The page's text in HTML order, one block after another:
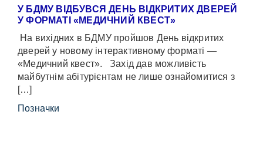
У БДМУ ВІДБУВСЯ ДЕНЬ ВІДКРИТИХ ДВЕРЕЙ
У ФОРМАТІ «МЕДИЧНИЙ КВЕСТ»
На вихідних в БДМУ пройшов День відкритих
дверей у новому інтерактивному форматі —
«Медичний квест». Захід дав можливість
майбутнім абітурієнтам не лише ознайомитися з
[…]
Позначки